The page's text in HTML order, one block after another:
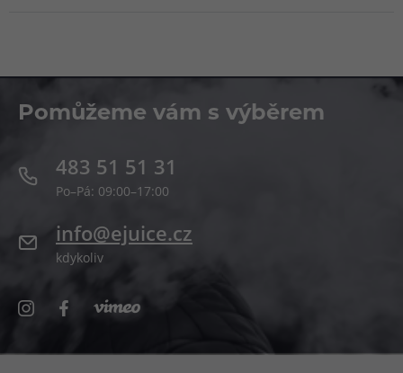
Pomůžeme vám s výběrem
483 51 51 31
Po–Pá: 09:00–17:00
info@ejuice.cz
kdykoliv